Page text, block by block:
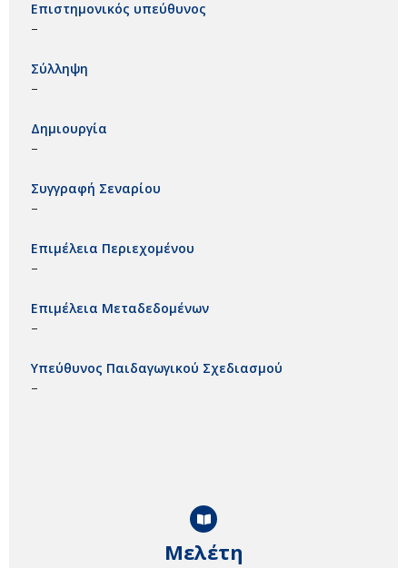
Μελέτη
Επιστημονικός υπεύθυνος
–
Σύλληψη
–
Δημιουργία
–
Συγγραφή Σεναρίου
–
Επιμέλεια Περιεχομένου
–
Επιμέλεια Μεταδεδομένων
–
Υπεύθυνος Παιδαγωγικού Σχεδιασμού
–